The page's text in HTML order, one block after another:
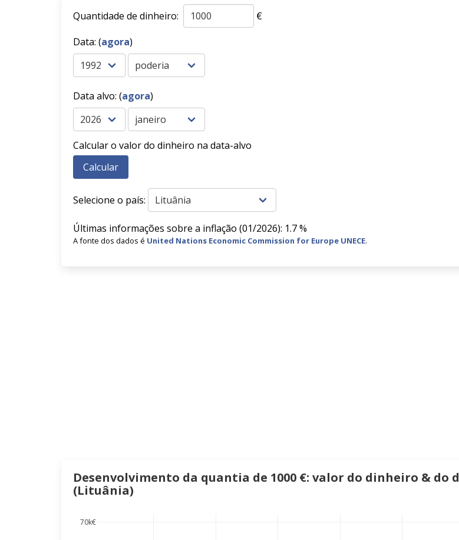
Quantidade de dinheiro:
€
Data: (agora)
Data alvo: (agora)
Calcular o valor do dinheiro na data-alvo
Selecione o país:
Últimas informações sobre a inflação (01/2026): 1.7 %
A fonte dos dados é United Nations Economic Commission for Europe UNECE.
Desenvolvimento da quantia de 1000 €: valor do dinheiro & do
(Lituânia)
70k€